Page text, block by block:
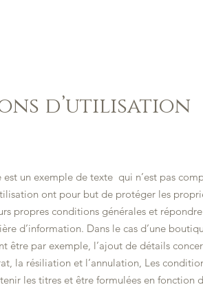
d’utilisation
un exemple de texte qui n’est pas
ont pour but de protéger les
propres conditions générales et
d’information. Dans le cas d’une
être par exemple, l’ajout de détails
la résiliation et l’annulation, Les
les titres et être formulées en fonction